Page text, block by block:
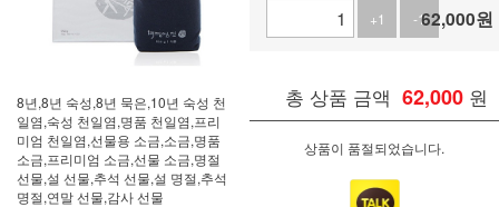
8년,8년 숙성,8년 묵은,10년 숙성 천
일염,숙성 천일염,명품 천일염,프리
미엄 천일염,선물용 소금,소금,명품
소금,프리미엄 소금,선물 소금,명절
선물,설 선물,추석 선물,설 명절,추석
명절,연말 선물,감사 선물
+1
-162,000원
총 상품 금액 62,000 원
상품이 품절되었습니다.